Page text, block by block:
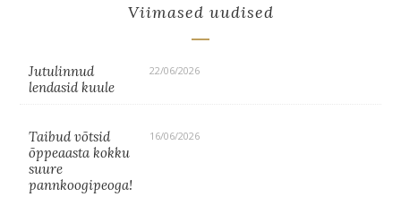
Viimased uudised
Jutulinnud
lendasid kuule
22/06/2026
Taibud võtsid
õppeaasta kokku
suure
pannkoogipeoga!
16/06/2026